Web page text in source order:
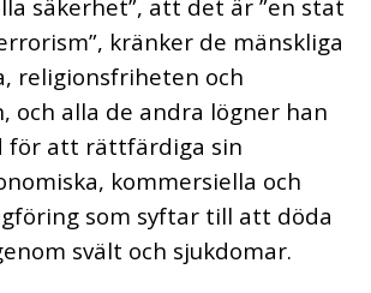
säkerhet”, att det är ”en stat
kränker de mänskliga
religionsfriheten och
och alla de andra lögner han
för att rättfärdiga sin
kommersiella och
som syftar till att döda
svält och sjukdomar.